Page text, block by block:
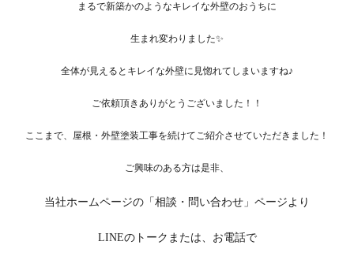
まるで新築かのようなキレイな外壁のおうちに
生まれ変わりました✨
全体が見えるとキレイな外壁に見惚れてしまいますね♪
ご依頼頂きありがとうございました！！
ここまで、屋根・外壁塗装工事を続けてご紹介させていただきました！
ご興味のある方は是非、
当社ホームページの 「相談・問い合わせ」ページより
LINEのトークまたは、お電話で